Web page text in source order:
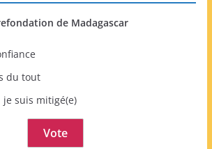
de Madagascar
du tout
je suis mitigé(e)